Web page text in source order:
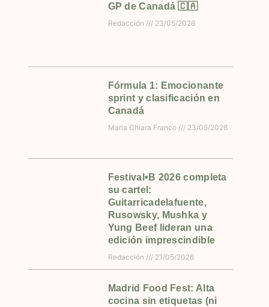
GP de Canadá 🇨🇦
Redacción 23/05/2026
Fórmula 1: Emocionante
sprint y clasificación en
Canadá
Maria Chiara Franco 23/05/2026
Festival•B 2026 completa
su cartel:
Guitarricadelafuente,
Rusowsky, Mushka y
Yung Beef lideran una
edición imprescindible
Redacción 21/05/2026
Madrid Food Fest: Alta
cocina sin etiquetas (ni